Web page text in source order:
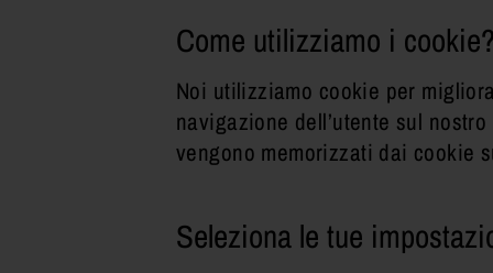
Come utilizziamo i cookie?
Noi utilizziamo cookie per
navigazione dell’utente sul
vengono memorizzati dai cookie
Seleziona le tue